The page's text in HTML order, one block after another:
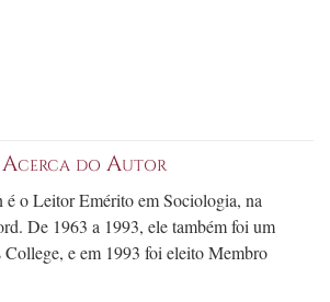
Acerca do Autor
o Leitor Emérito em Sociologia, na
De 1963 a 1993, ele também foi um
e em 1993 foi eleito Membro